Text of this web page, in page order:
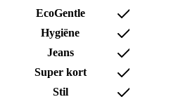
EcoGentle
Hygiëne
Jeans
Super kort
Stil